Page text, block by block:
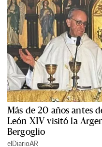
Más de 20 años antes
León XIV visitó la
Bergoglio
elDiarioAR